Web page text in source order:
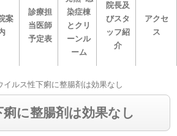
案
診療担
当医師
予定表
染症棟
とクリ
ーンル
ーム
院長及
びスタ
ッフ紹
介
アクセ
ス
イルス性下痢に整腸剤は効果なし
に整腸剤は効果なし